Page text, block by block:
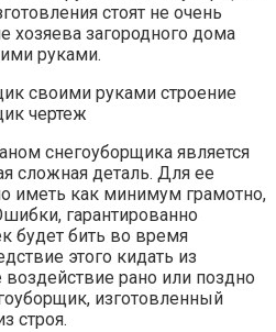
стоят не очень
хозяева загородного дома
руками.
снегоуборщика является
сложная деталь. Для ее
иметь как минимум грамотно,
гарантированно
будет бить во время
этого кидать из
воздействие рано или поздно
изготовленный
строя.